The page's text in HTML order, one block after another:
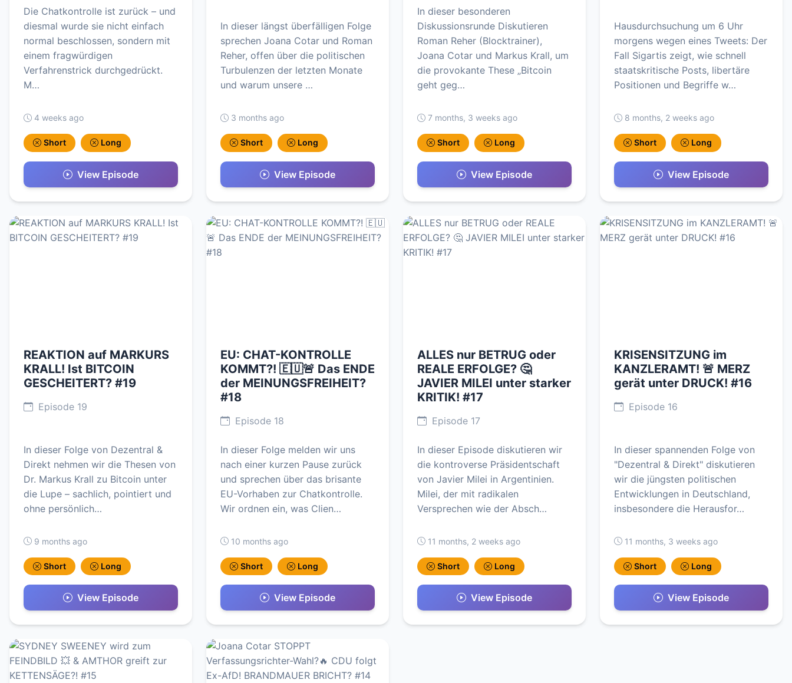
Die Chatkontrolle ist zurück – und
diesmal wurde sie nicht einfach
normal beschlossen, sondern mit
einem fragwürdigen
Verfahrenstrick durchgedrückt.
M…
4 weeks ago
Short Long
View Episode
In dieser längst überfälligen Folge
sprechen Joana Cotar und Roman
Reher, offen über die politischen
Turbulenzen der letzten Monate
und warum unsere …
3 months ago
Short Long
View Episode
In dieser besonderen
Diskussionsrunde Diskutieren
Roman Reher (Blocktrainer),
Joana Cotar und Markus Krall, um
die provokante These „Bitcoin
geht geg…
7 months, 3 weeks ago
Short Long
View Episode
Hausdurchsuchung um 6 Uhr
morgens wegen eines Tweets: Der
Fall Sigartis zeigt, wie schnell
staatskritische Posts, libertäre
Positionen und Begriffe w…
8 months, 2 weeks ago
Short Long
View Episode
REAKTION auf MARKURS
KRALL! Ist BITCOIN
GESCHEITERT? #19
Episode 19
In dieser Folge von Dezentral &
Direkt nehmen wir die Thesen von
Dr. Markus Krall zu Bitcoin unter
die Lupe – sachlich, pointiert und
ohne persönlich…
9 months ago
Short Long
View Episode
EU: CHAT-KONTROLLE
KOMMT?! 🇪🇺🚨 Das ENDE
der MEINUNGSFREIHEIT?
#18
Episode 18
In dieser Folge melden wir uns
nach einer kurzen Pause zurück
und sprechen über das brisante
EU-Vorhaben zur Chatkontrolle.
Wir ordnen ein, was Clien…
10 months ago
Short Long
View Episode
ALLES nur BETRUG oder
REALE ERFOLGE? 🤔
JAVIER MILEI unter starker
KRITIK! #17
Episode 17
In dieser Episode diskutieren wir
die kontroverse Präsidentschaft
von Javier Milei in Argentinien.
Milei, der mit radikalen
Versprechen wie der Absch…
11 months, 2 weeks ago
Short Long
View Episode
KRISENSITZUNG im
KANZLERAMT! 🚨 MERZ
gerät unter DRUCK! #16
Episode 16
In dieser spannenden Folge von
"Dezentral & Direkt" diskutieren
wir die jüngsten politischen
Entwicklungen in Deutschland,
insbesondere die Herausfor…
11 months, 3 weeks ago
Short Long
View Episode